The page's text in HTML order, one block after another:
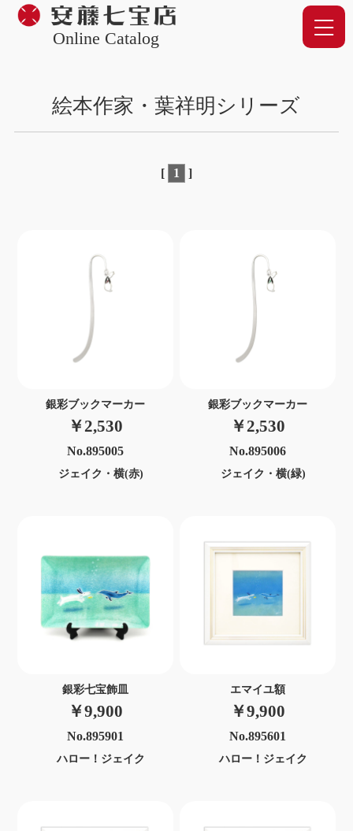
Online Catalog
絵本作家・葉祥明シリーズ
[ 1 ]
銀彩ブックマーカー
￥2,530
No.895005
ジェイク・横(赤)
銀彩ブックマーカー
￥2,530
No.895006
ジェイク・横(緑)
銀彩七宝飾皿
￥9,900
No.895901
ハロー！ジェイク
エマイユ額
￥9,900
No.895601
ハロー！ジェイク